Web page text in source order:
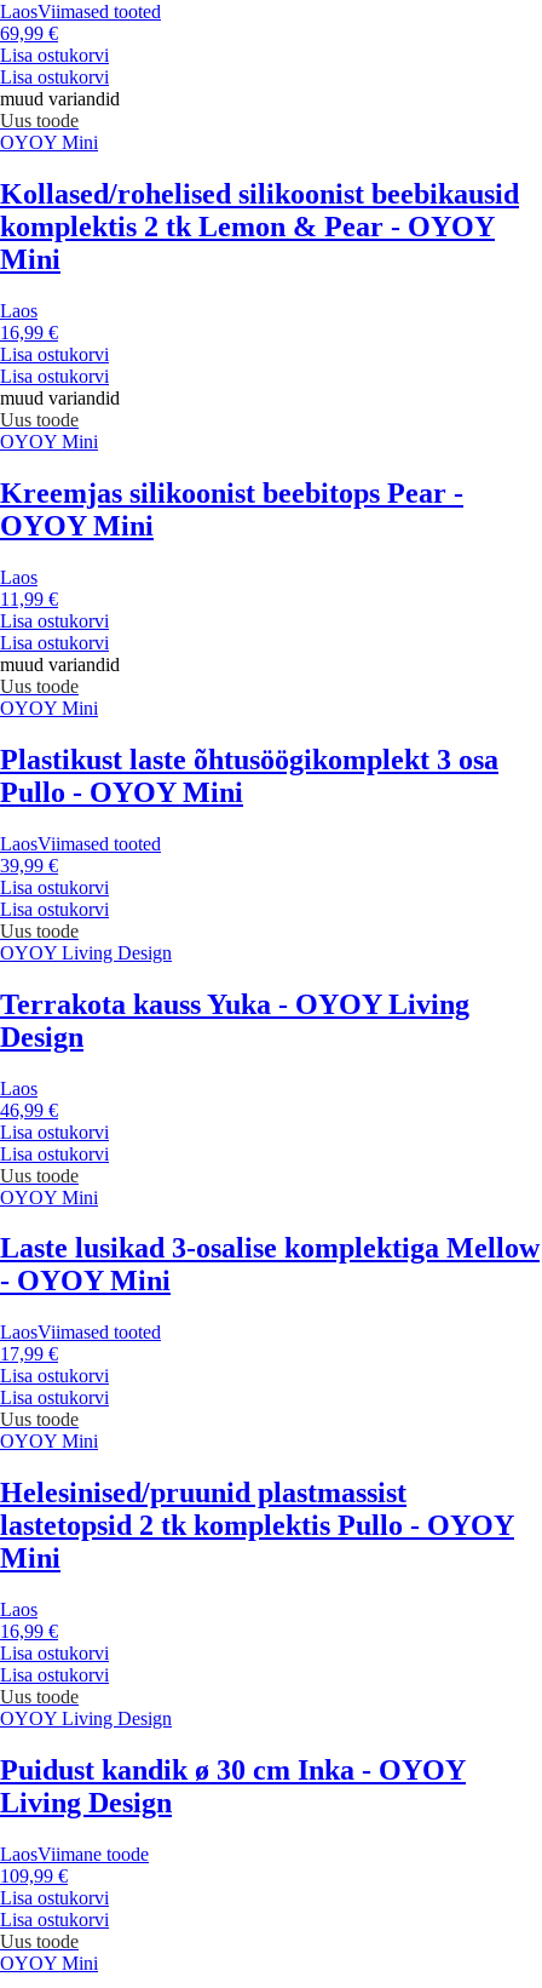
LaosViimased tooted
69,99 €
Lisa ostukorvi
Lisa ostukorvi
muud variandid
Uus toode
OYOY Mini
Kollased/rohelised silikoonist beebikausid
komplektis 2 tk Lemon & Pear - OYOY
Mini
Laos
16,99 €
Lisa ostukorvi
Lisa ostukorvi
muud variandid
Uus toode
OYOY Mini
Kreemjas silikoonist beebitops Pear -
OYOY Mini
Laos
11,99 €
Lisa ostukorvi
Lisa ostukorvi
muud variandid
Uus toode
OYOY Mini
Plastikust laste õhtusöögikomplekt 3 osa
Pullo - OYOY Mini
LaosViimased tooted
39,99 €
Lisa ostukorvi
Lisa ostukorvi
Uus toode
OYOY Living Design
Terrakota kauss Yuka - OYOY Living
Design
Laos
46,99 €
Lisa ostukorvi
Lisa ostukorvi
Uus toode
OYOY Mini
Laste lusikad 3-osalise komplektiga Mellow
- OYOY Mini
LaosViimased tooted
17,99 €
Lisa ostukorvi
Lisa ostukorvi
Uus toode
OYOY Mini
Helesinised/pruunid plastmassist
lastetopsid 2 tk komplektis Pullo - OYOY
Mini
Laos
16,99 €
Lisa ostukorvi
Lisa ostukorvi
Uus toode
OYOY Living Design
Puidust kandik ø 30 cm Inka - OYOY
Living Design
LaosViimane toode
109,99 €
Lisa ostukorvi
Lisa ostukorvi
Uus toode
OYOY Mini